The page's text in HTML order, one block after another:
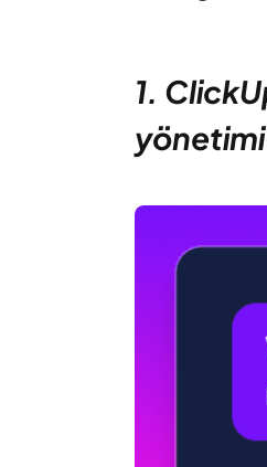
1.
yönetimi